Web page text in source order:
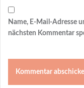
Name, E-Mail-Adresse
nächsten Kommentar